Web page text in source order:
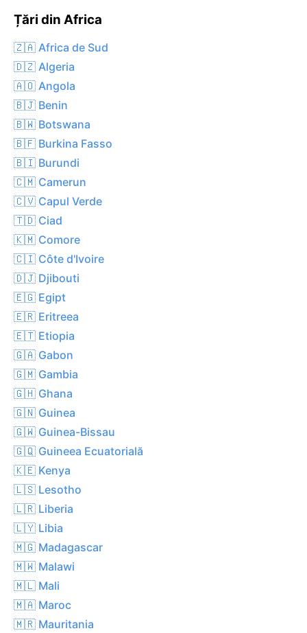
Țări din Africa
🇿🇦 Africa de Sud
🇩🇿 Algeria
🇦🇴 Angola
🇧🇯 Benin
🇧🇼 Botswana
🇧🇫 Burkina Fasso
🇧🇮 Burundi
🇨🇲 Camerun
🇨🇻 Capul Verde
🇹🇩 Ciad
🇰🇲 Comore
🇨🇮 Côte d'Ivoire
🇩🇯 Djibouti
🇪🇬 Egipt
🇪🇷 Eritreea
🇪🇹 Etiopia
🇬🇦 Gabon
🇬🇲 Gambia
🇬🇭 Ghana
🇬🇳 Guinea
🇬🇼 Guinea-Bissau
🇬🇶 Guineea Ecuatorială
🇰🇪 Kenya
🇱🇸 Lesotho
🇱🇷 Liberia
🇱🇾 Libia
🇲🇬 Madagascar
🇲🇼 Malawi
🇲🇱 Mali
🇲🇦 Maroc
🇲🇷 Mauritania